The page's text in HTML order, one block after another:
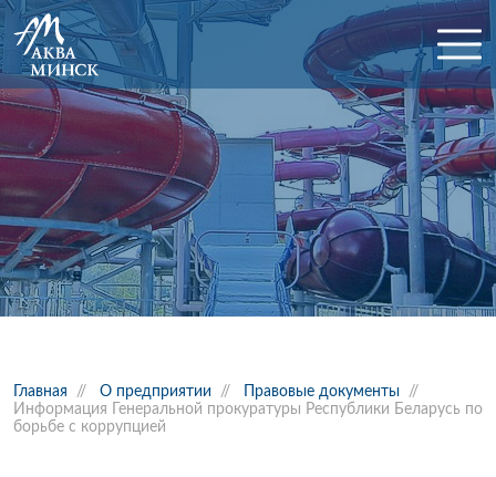
Главная // О предприятии // Правовые документы //
Информация Генеральной прокуратуры Республики Беларусь по
борьбе с коррупцией